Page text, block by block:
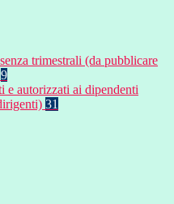
trimestrali (da pubblicare
9
e autorizzati ai dipendenti
31